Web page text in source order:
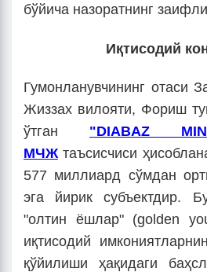
бўйича назоратнинг
Иқтисодий
Гумонланувчининг отаси
Жиззах вилояти, Фориш
ўтган "DIABAZ
МЧЖ таъсисчиcи
577 миллиард сўмдан
эга йирик субъектдир.
"олтин ёшлар" (golden
иқтисодий
қўйилиши ҳақидаги